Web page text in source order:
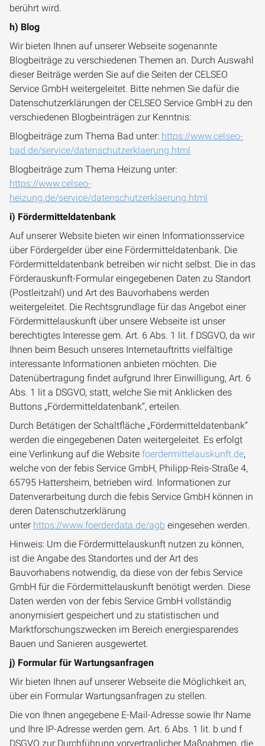
berührt wird.
h) Blog
Wir bieten Ihnen auf unserer Webseite sogenannte
Blogbeiträge zu verschiedenen Themen an. Durch Auswahl
dieser Beiträge werden Sie auf die Seiten der CELSEO
Service GmbH weitergeleitet. Bitte nehmen Sie dafür die
Datenschutzerklärungen der CELSEO Service GmbH zu den
verschiedenen Blogbeinträgen zur Kenntnis:
Blogbeiträge zum Thema Bad unter: https://www.celseo-
bad.de/service/datenschutzerklaerung.html
Blogbeiträge zum Thema Heizung unter:
https://www.celseo-
heizung.de/service/datenschutzerklaerung.html
i) Fördermitteldatenbank
Auf unserer Website bieten wir einen Informationsservice
über Fördergelder über eine Fördermitteldatenbank. Die
Fördermitteldatenbank betreiben wir nicht selbst. Die in das
Förderauskunft-Formular eingegebenen Daten zu Standort
(Postleitzahl) und Art des Bauvorhabens werden
weitergeleitet. Die Rechtsgrundlage für das Angebot einer
Fördermittelauskunft über unsere Webseite ist unser
berechtigtes Interesse gem. Art. 6 Abs. 1 lit. f DSGVO, da wir
Ihnen beim Besuch unseres Internetauftritts vielfältige
interessante Informationen anbieten möchten. Die
Datenübertragung findet aufgrund Ihrer Einwilligung, Art. 6
Abs. 1 lit a DSGVO, statt, welche Sie mit Anklicken des
Buttons „Fördermitteldatenbank“, erteilen.
Durch Betätigen der Schaltfläche „Fördermitteldatenbank“
werden die eingegebenen Daten weitergeleitet. Es erfolgt
eine Verlinkung auf die Website foerdermittelauskunft.de,
welche von der febis Service GmbH, Philipp-Reis-Straße 4,
65795 Hattersheim, betrieben wird. Informationen zur
Datenverarbeitung durch die febis Service GmbH können in
deren Datenschutzerklärung
unter https://www.foerderdata.de/agb eingesehen werden.
Hinweis: Um die Fördermittelauskunft nutzen zu können,
ist die Angabe des Standortes und der Art des
Bauvorhabens notwendig, da diese von der febis Service
GmbH für die Fördermittelauskunft benötigt werden. Diese
Daten werden von der febis Service GmbH vollständig
anonymisiert gespeichert und zu statistischen und
Marktforschungszwecken im Bereich energiesparendes
Bauen und Sanieren ausgewertet.
j) Formular für Wartungsanfragen
Wir bieten Ihnen auf unserer Webseite die Möglichkeit an,
über ein Formular Wartungsanfragen zu stellen.
Die von Ihnen angegebene E-Mail-Adresse sowie Ihr Name
und Ihre IP-Adresse werden gem. Art. 6 Abs. 1 lit. b und f
DSGVO zur Durchführung vorvertraglicher Maßnahmen, die